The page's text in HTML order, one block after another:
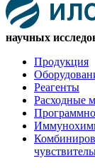
научных
Продукция
Реагенты
Расходные